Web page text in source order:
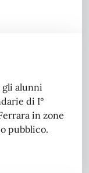
gli alunni
di I°
in zone
pubblico.